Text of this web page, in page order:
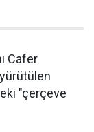
Cafer
"çerçeve